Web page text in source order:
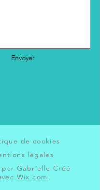
Envoyer
de cookies
légales
par Gabrielle Créé
Wix.com